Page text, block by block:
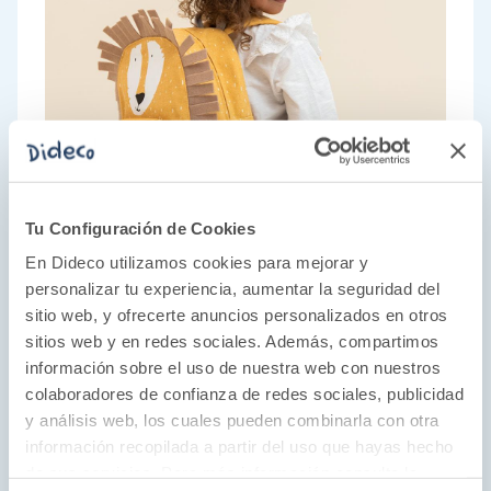
Tu Configuración de Cookies
En Dideco utilizamos cookies para mejorar y
personalizar tu experiencia, aumentar la seguridad del
sitio web, y ofrecerte anuncios personalizados en otros
sitios web y en redes sociales. Además, compartimos
información sobre el uso de nuestra web con nuestros
colaboradores de confianza de redes sociales, publicidad
y análisis web, los cuales pueden combinarla con otra
información recopilada a partir del uso que hayas hecho
Accesorios llenos de imaginación
En Trixie, la importancia de la imaginación y la
creatividad es inmensa. Por eso, todas sus
mochila, botellas y juguetes son de gran